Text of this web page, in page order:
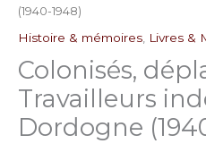
(1940-1948)
Histoire & mémoires Livres &
Colonisés,
Travailleurs
Dordogne